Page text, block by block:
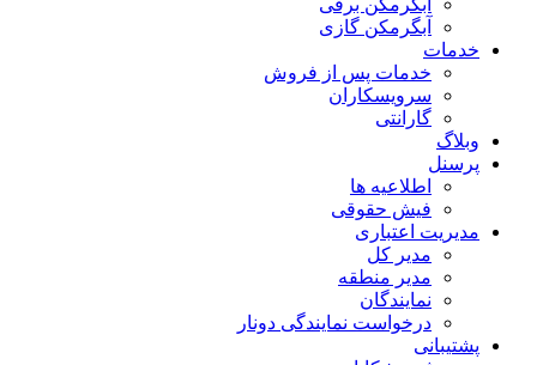
آبگرمکن گازی
خدمات
خدمات پس از فروش
سرویسکاران
گارانتی
وبلاگ
پرسنل
اطلاعیه ها
فیش حقوقی
مدیریت اعتباری
مدیر کل
مدیر منطقه
نمایندگان
درخواست نمایندگی دونار
پشتیبانی